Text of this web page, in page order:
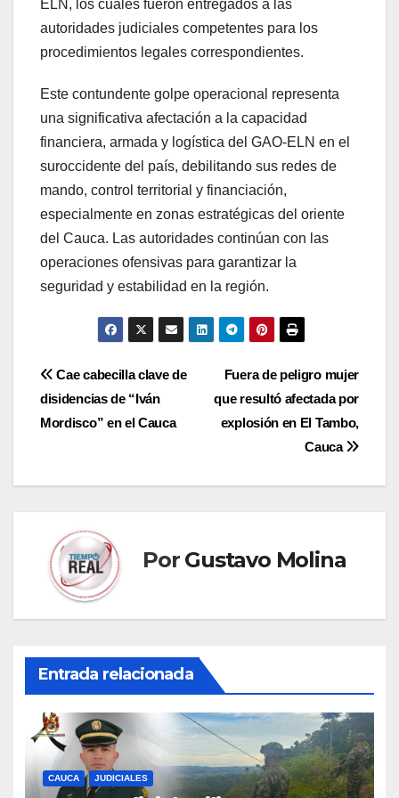
ELN, los cuales fueron entregados a las
autoridades judiciales competentes para los
procedimientos legales correspondientes.
Este contundente golpe operacional representa
una significativa afectación a la capacidad
financiera, armada y logística del GAO-ELN en el
suroccidente del país, debilitando sus redes de
mando, control territorial y financiación,
especialmente en zonas estratégicas del oriente
del Cauca. Las autoridades continúan con las
operaciones ofensivas para garantizar la
seguridad y estabilidad en la región.
Navegación
de
Fuera de peligro mujer
que resultó afectada por
explosión en El Tambo,
Cauca
Cae cabecilla clave de
disidencias de “Iván
Mordisco” en el Cauca
Por Gustavo Molina
Entrada relacionada
CAUCA JUDICIALES